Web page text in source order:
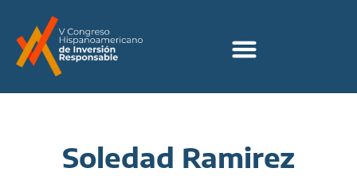
Soledad Ramirez